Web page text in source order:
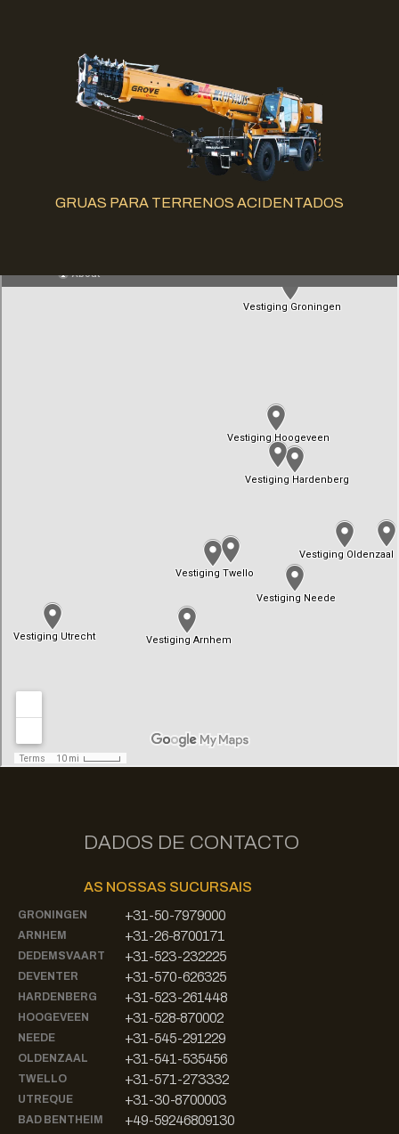
GRUAS PARA TERRENOS ACIDENTADOS
DADOS DE CONTACTO
AS NOSSAS SUCURSAIS
GRONINGEN +31-50-7979000
ARNHEM +31-26-8700171
DEDEMSVAART +31-523-232225
DEVENTER +31-570-626325
HARDENBERG +31-523-261448
HOOGEVEEN +31-528-870002
NEEDE +31-545-291229
OLDENZAAL +31-541-535456
TWELLO +31-571-273332
UTREQUE +31-30-8700003
BAD BENTHEIM +49-59246809130